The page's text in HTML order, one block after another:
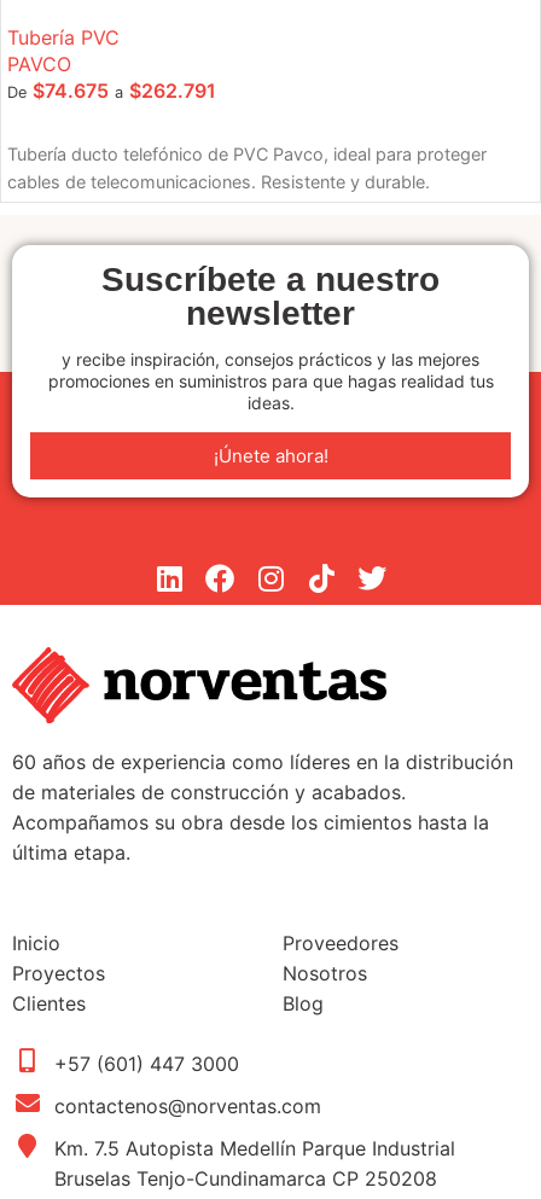
Tubería PVC
PAVCO
De $74.675 a $262.791
Tubería ducto telefónico de PVC Pavco, ideal para proteger
cables de telecomunicaciones. Resistente y durable.
Suscríbete a nuestro
newsletter
y recibe inspiración, consejos prácticos y las mejores
promociones en suministros para que hagas realidad tus
ideas.
¡Únete ahora!
60 años de experiencia como líderes en la distribución
de materiales de construcción y acabados.
Acompañamos su obra desde los cimientos hasta la
última etapa.
Inicio
Proyectos
Clientes
Proveedores
Nosotros
Blog
+57 (601) 447 3000
contactenos@norventas.com
Km. 7.5 Autopista Medellín Parque Industrial
Bruselas Tenjo-Cundinamarca CP 250208